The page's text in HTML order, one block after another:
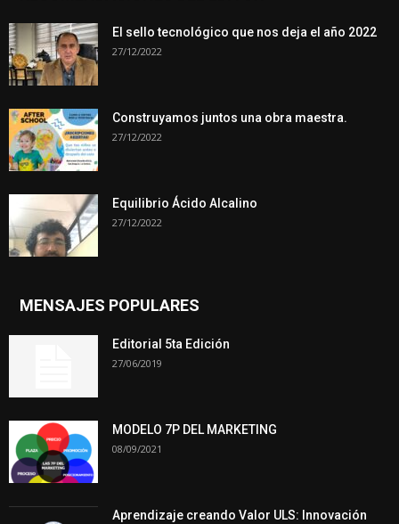
El sello tecnológico que nos deja el año 2022
27/12/2022
Construyamos juntos una obra maestra.
27/12/2022
Equilibrio Ácido Alcalino
27/12/2022
MENSAJES POPULARES
Editorial 5ta Edición
27/06/2019
MODELO 7P DEL MARKETING
08/09/2021
Aprendizaje creando Valor ULS: Innovación